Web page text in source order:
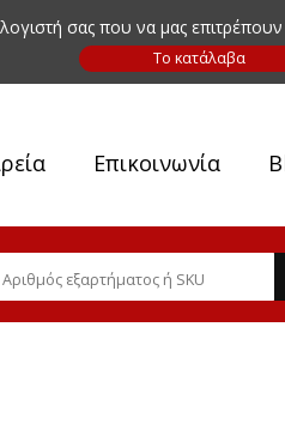
σας που να μας
Επικοινωνία